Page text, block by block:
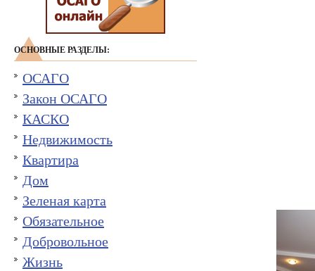
ОСНОВНЫЕ РАЗДЕЛЫ:
ОСАГО
Закон ОСАГО
КАСКО
Недвижимость
Квартира
Дом
Зеленая карта
Обязательное
Добровольное
Жизнь